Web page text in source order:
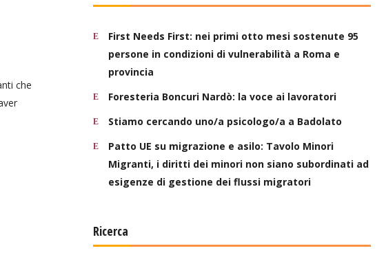
che
First Needs First: nei primi otto mesi sostenute 95
persone in condizioni di vulnerabilità a Roma e
provincia
Foresteria Boncuri Nardò: la voce ai lavoratori
Stiamo cercando uno/a psicologo/a a Badolato
Patto UE su migrazione e asilo: Tavolo Minori
Migranti, i diritti dei minori non siano subordinati ad
esigenze di gestione dei flussi migratori
Ricerca